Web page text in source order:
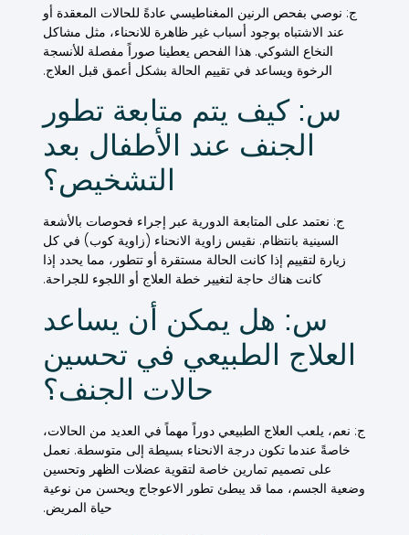
ج: نوصي بفحص الرنين المغناطيسي عادةً للحالات المعقدة أو
عند الاشتباه بوجود أسباب غير ظاهرة للانحناء، مثل مشاكل
النخاع الشوكي. هذا الفحص يعطينا صوراً مفصلة للأنسجة
الرخوة ويساعد في تقييم الحالة بشكل أعمق قبل العلاج.
س: كيف يتم متابعة تطور
الجنف عند الأطفال بعد
التشخيص؟
ج: نعتمد على المتابعة الدورية عبر إجراء فحوصات بالأشعة
السينية بانتظام. نقيس زاوية الانحناء (زاوية كوب) في كل
زيارة لتقييم إذا كانت الحالة مستقرة أو تتطور، مما يحدد إذا
كانت هناك حاجة لتغيير خطة العلاج أو اللجوء للجراحة.
س: هل يمكن أن يساعد
العلاج الطبيعي في تحسين
حالات الجنف؟
ج: نعم، يلعب العلاج الطبيعي دوراً مهماً في العديد من الحالات،
خاصةً عندما تكون درجة الانحناء بسيطة إلى متوسطة. نعمل
على تصميم تمارين خاصة لتقوية عضلات الظهر وتحسين
وضعية الجسم، مما قد يبطئ تطور الاعوجاج ويحسن من نوعية
حياة المريض.